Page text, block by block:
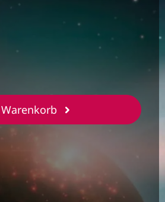
Wert ein oder